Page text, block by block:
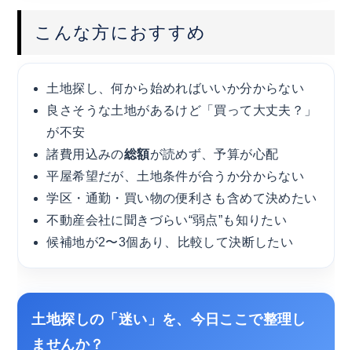
こんな方におすすめ
土地探し、何から始めればいいか分からない
良さそうな土地があるけど「買って大丈夫？」
が不安
諸費用込みの総額が読めず、予算が心配
平屋希望だが、土地条件が合うか分からない
学区・通勤・買い物の便利さも含めて決めたい
不動産会社に聞きづらい“弱点”も知りたい
候補地が2〜3個あり、比較して決断したい
土地探しの「迷い」を、今日ここで整理し
ませんか？